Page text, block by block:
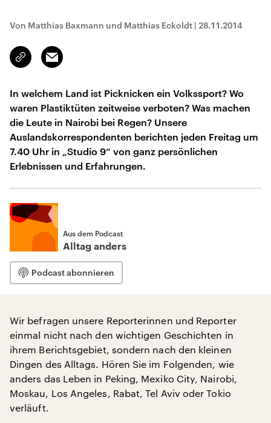
Von Matthias Baxmann und Matthias Eckoldt | 28.11.2014
Link
kopieren/teilen
Email
In welchem Land ist Picknicken ein Volkssport? Wo
waren Plastiktüten zeitweise verboten? Was machen
die Leute in Nairobi bei Regen? Unsere
Auslandskorrespondenten berichten jeden Freitag um
7.40 Uhr in „Studio 9“ von ganz persönlichen
Erlebnissen und Erfahrungen.
Aus dem Podcast
Alltag anders
Podcast abonnieren
Wir befragen unsere Reporterinnen und Reporter
einmal nicht nach den wichtigen Geschichten in
ihrem Berichtsgebiet, sondern nach den kleinen
Dingen des Alltags. Hören Sie im Folgenden, wie
anders das Leben in Peking, Mexiko City, Nairobi,
Moskau, Los Angeles, Rabat, Tel Aviv oder Tokio
verläuft.